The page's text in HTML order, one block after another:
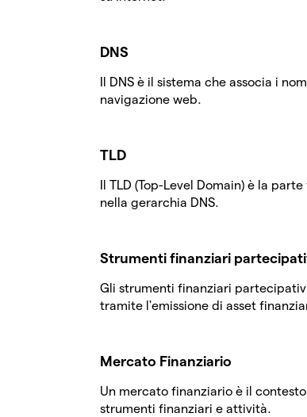
DNS
Il DNS è il sistema che associa i
navigazione web.
TLD
Il TLD (Top-Level Domain) è la
nella gerarchia DNS.
Strumenti finanziari
Gli strumenti finanziari
tramite l'emissione di asset
Mercato Finanziario
Un mercato finanziario è il
strumenti finanziari e attività.